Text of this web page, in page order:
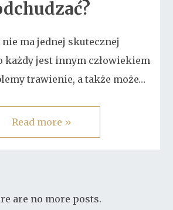
ma jednej skutecznej
każdy jest innym człowiekiem
trawienie, a także może…
Read more »
are no more posts.